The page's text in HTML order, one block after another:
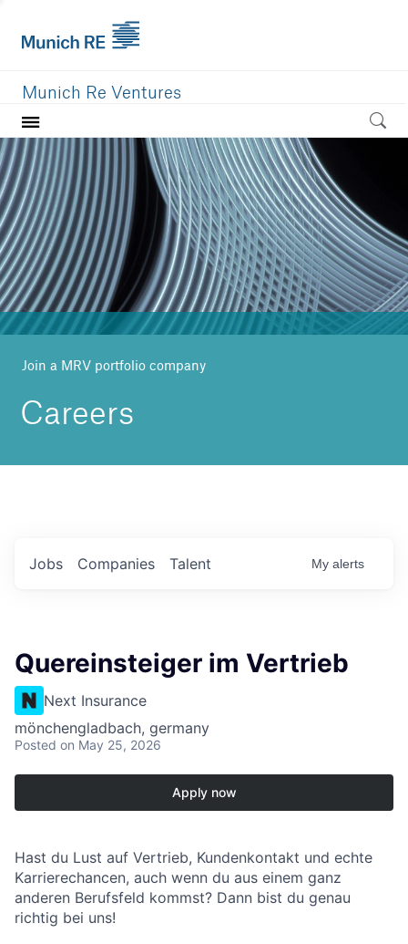
Munich Re Ventures
Home
Our value
Portfolio
Investment areas
Team
News
Join a MRV portfolio company
Careers
Jobs Companies Talent My alerts
Quereinsteiger im Vertrieb
Next Insurance
mönchengladbach, germany
Posted on May 25, 2026
Apply now
Hast du Lust auf Vertrieb, Kundenkontakt und echte
Karrierechancen, auch wenn du aus einem ganz
anderen Berufsfeld kommst? Dann bist du genau
richtig bei uns!